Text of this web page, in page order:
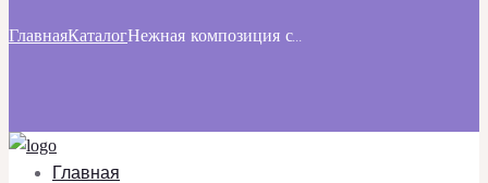
ГлавнаяКаталогНежная композиция с...
Главная